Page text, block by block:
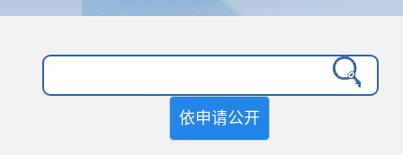
依申请公开